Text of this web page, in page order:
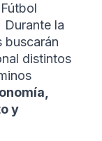
Durante la
buscarán
distintos
y